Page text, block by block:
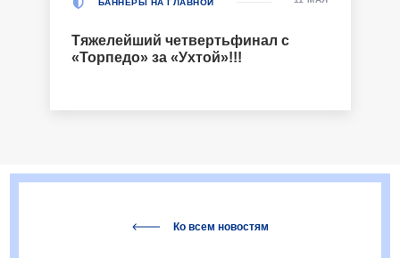
Тяжелейший четвертьфинал с
«Торпедо» за «Ухтой»!!!
Ко всем новостям